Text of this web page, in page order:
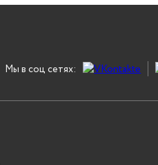
Мы в соц сетях: